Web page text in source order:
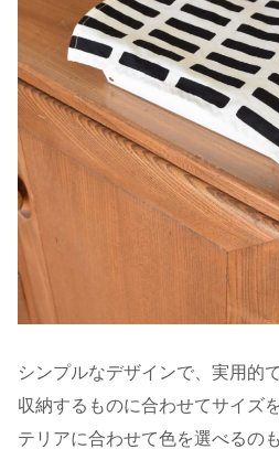
シンプルなデザインで、実用的
収納するものに合わせてサイズ
テリアに合わせて色を選べるの